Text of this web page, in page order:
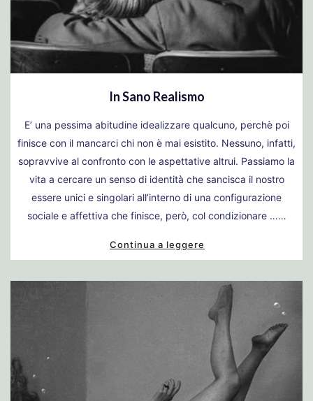
In Sano Realismo
E’ una pessima abitudine idealizzare qualcuno, perchè poi
finisce con il mancarci chi non è mai esistito. Nessuno, infatti,
sopravvive al confronto con le aspettative altrui. Passiamo la
vita a cercare un senso di identità che sancisca il nostro
essere unici e singolari all’interno di una configurazione
sociale e affettiva che finisce, però, col condizionare ……
Continua a leggere